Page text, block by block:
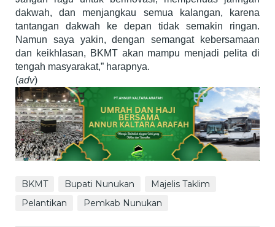
dakwah, dan menjangkau semua kalangan, karena
tantangan dakwah ke depan tidak semakin ringan.
Namun saya yakin, dengan semangat kebersamaan
dan keikhlasan, BKMT akan mampu menjadi pelita di
tengah masyarakat,” harapnya.
(adv)
BKMT Bupati Nunukan
Majelis Taklim
Pelantikan
Pemkab Nunukan